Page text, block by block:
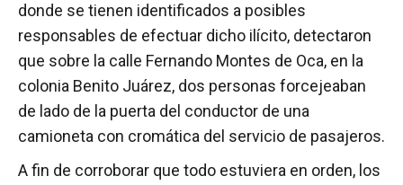
donde se tienen identificados a posibles
responsables de efectuar dicho ilícito, detectaron
que sobre la calle Fernando Montes de Oca, en la
colonia Benito Juárez, dos personas forcejeaban
de lado de la puerta del conductor de una
camioneta con cromática del servicio de pasajeros.
A fin de corroborar que todo estuviera en orden, los